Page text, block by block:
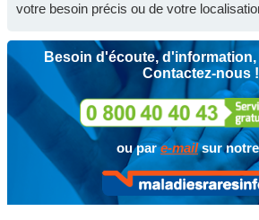
votre besoin précis ou de votre
Besoin d'écoute,
Contactez-nous !
ou pare-mailsur